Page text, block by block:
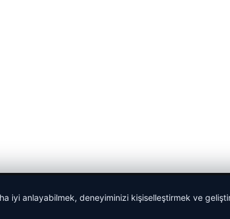
iyi anlayabilmek, deneyiminizi kişiselleştirmek ve